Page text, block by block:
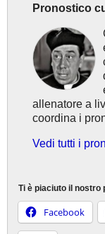
Pronostico
allenatore a
coordina i
Vedi tutti i
Ti è piaciuto il nostro
Facebook